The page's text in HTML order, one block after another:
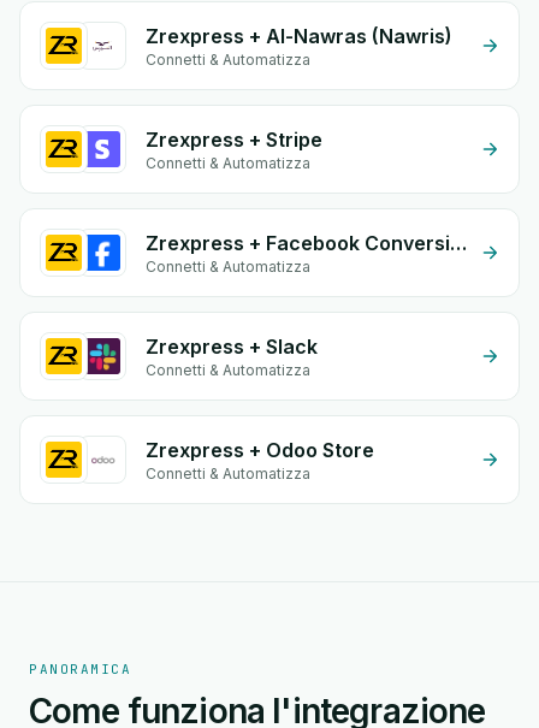
Zrexpress + Al-Nawras (Nawris)
Connetti & Automatizza
Zrexpress + Stripe
Connetti & Automatizza
Zrexpress + Facebook Conversion API (CAPI)
Connetti & Automatizza
Zrexpress + Slack
Connetti & Automatizza
Zrexpress + Odoo Store
Connetti & Automatizza
PANORAMICA
Come funziona l'integrazione